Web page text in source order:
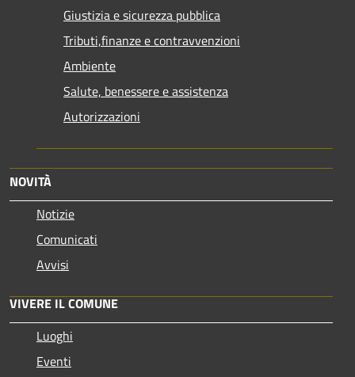
Giustizia e sicurezza pubblica
Tributi,finanze e contravvenzioni
Ambiente
Salute, benessere e assistenza
Autorizzazioni
NOVITÀ
Notizie
Comunicati
Avvisi
VIVERE IL COMUNE
Luoghi
Eventi